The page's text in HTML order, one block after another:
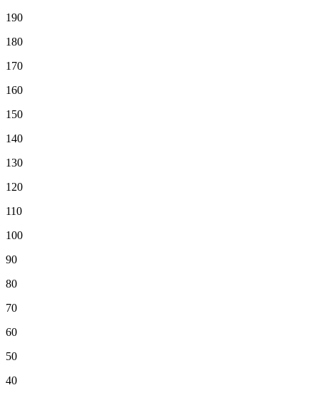
190
180
170
160
150
140
130
120
110
100
90
80
70
60
50
40